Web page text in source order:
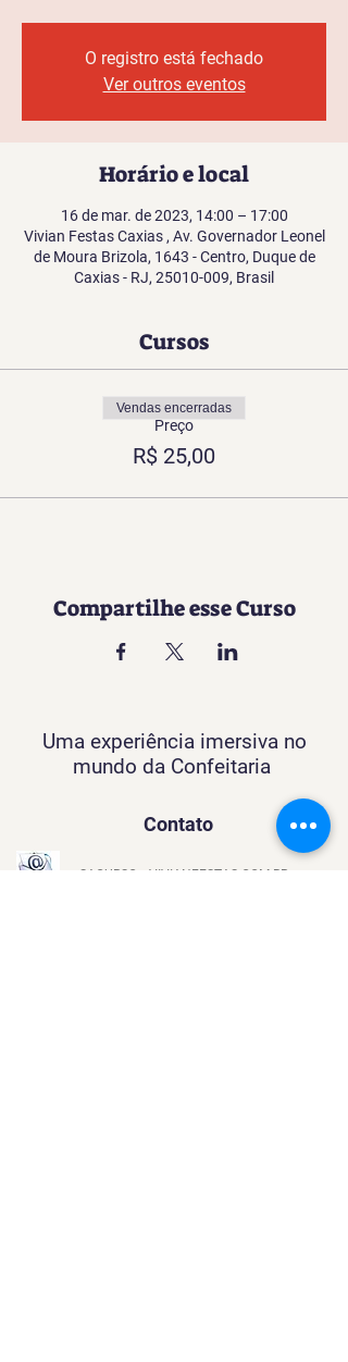
O registro está fechado
Ver outros eventos
Horário e local
16 de mar. de 2023, 14:00 – 17:00
Vivian Festas Caxias , Av. Governador Leonel
de Moura Brizola, 1643 - Centro, Duque de
Caxias - RJ, 25010-009, Brasil
Cursos
Preço
R$ 25,00
Vendas encerradas
Compartilhe esse Curso
Uma experiência imersiva no
mundo da Confeitaria
Contato
SACURSO@VIVIANFESTAS.COM.BR